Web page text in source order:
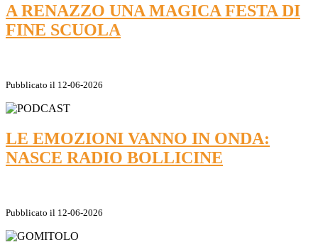
A RENAZZO UNA MAGICA FESTA DI
FINE SCUOLA
Pubblicato il 12-06-2026
LE EMOZIONI VANNO IN ONDA:
NASCE RADIO BOLLICINE
Pubblicato il 12-06-2026